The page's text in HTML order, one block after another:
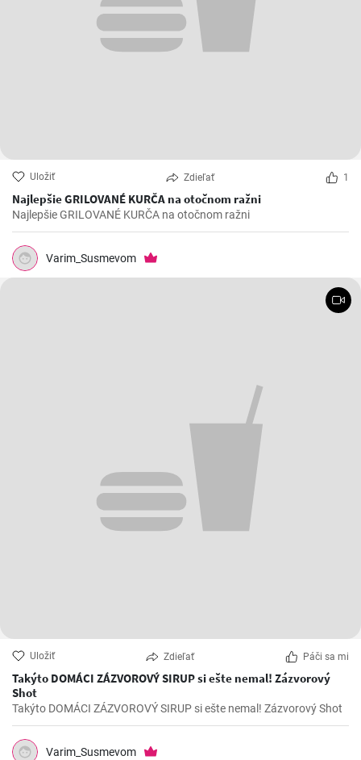
Uložiť Zdieľať 1
Najlepšie GRILOVANÉ KURČA na otočnom ražni
Najlepšie GRILOVANÉ KURČA na otočnom ražni
Varim_Susmevom
Uložiť Zdieľať Páči sa mi
Takýto DOMÁCI ZÁZVOROVÝ SIRUP si ešte nemal! Zázvorový
Shot
Takýto DOMÁCI ZÁZVOROVÝ SIRUP si ešte nemal! Zázvorový Shot
Varim_Susmevom